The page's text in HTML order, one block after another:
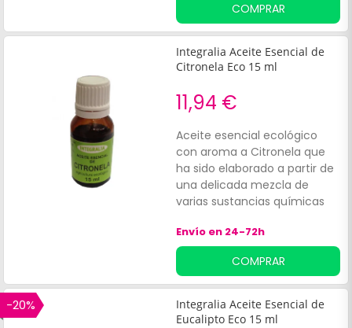
COMPRAR
Integralia Aceite Esencial de
Citronela Eco 15 ml
11,94 €
Aceite esencial ecológico
con aroma a Citronela que
ha sido elaborado a partir de
una delicada mezcla de
varias sustancias químicas
plantas. Su delicado aroma
aporta grandes beneficios de
bienestar, físico o
psicológico. Nos ayudan a
conectar con nuestro estado
interior en función del aroma
Envío en 24-72h
COMPRAR
-20%
Integralia Aceite Esencial de
Eucalipto Eco 15 ml